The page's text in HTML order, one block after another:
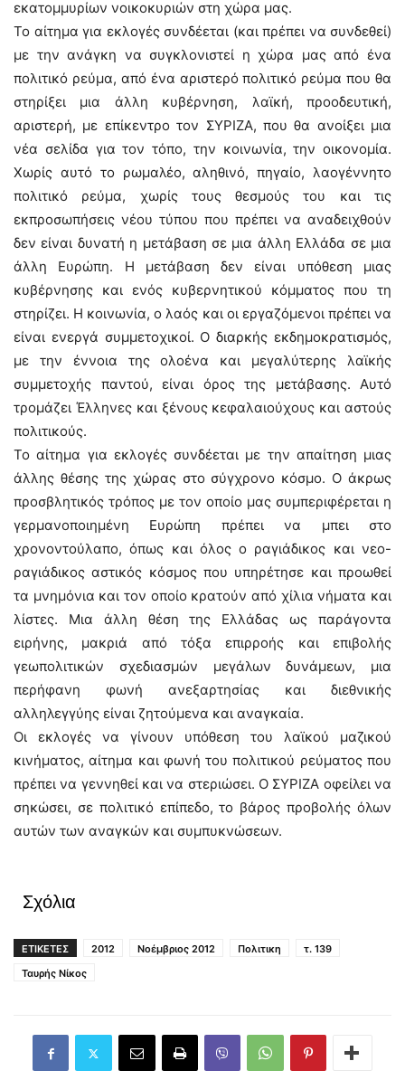
εκατομμυρίων νοικοκυριών στη χώρα μας.
Το αίτημα για εκλογές συνδέεται (και πρέπει να συνδεθεί)
με την ανάγκη να συγκλονιστεί η χώρα μας από ένα
πολιτικό ρεύμα, από ένα αριστερό πολιτικό ρεύμα που θα
στηρίξει μια άλλη κυβέρνηση, λαϊκή, προοδευτική,
αριστερή, με επίκεντρο τον ΣΥΡΙΖΑ, που θα ανοίξει μια
νέα σελίδα για τον τόπο, την κοινωνία, την οικονομία.
Χωρίς αυτό το ρωμαλέο, αληθινό, πηγαίο, λαογέννητο
πολιτικό ρεύμα, χωρίς τους θεσμούς του και τις
εκπροσωπήσεις νέου τύπου που πρέπει να αναδειχθούν
δεν είναι δυνατή η μετάβαση σε μια άλλη Ελλάδα σε μια
άλλη Ευρώπη. Η μετάβαση δεν είναι υπόθεση μιας
κυβέρνησης και ενός κυβερνητικού κόμματος που τη
στηρίζει. Η κοινωνία, ο λαός και οι εργαζόμενοι πρέπει να
είναι ενεργά συμμετοχικοί. Ο διαρκής εκδημοκρατισμός,
με την έννοια της ολοένα και μεγαλύτερης λαϊκής
συμμετοχής παντού, είναι όρος της μετάβασης. Αυτό
τρομάζει Έλληνες και ξένους κεφαλαιούχους και αστούς
πολιτικούς.
Το αίτημα για εκλογές συνδέεται με την απαίτηση μιας
άλλης θέσης της χώρας στο σύγχρονο κόσμο. Ο άκρως
προσβλητικός τρόπος με τον οποίο μας συμπεριφέρεται η
γερμανοποιημένη Ευρώπη πρέπει να μπει στο
χρονοντούλαπο, όπως και όλος ο ραγιάδικος και νεο-
ραγιάδικος αστικός κόσμος που υπηρέτησε και προωθεί
τα μνημόνια και τον οποίο κρατούν από χίλια νήματα και
λίστες. Μια άλλη θέση της Ελλάδας ως παράγοντα
ειρήνης, μακριά από τόξα επιρροής και επιβολής
γεωπολιτικών σχεδιασμών μεγάλων δυνάμεων, μια
περήφανη φωνή ανεξαρτησίας και διεθνικής
αλληλεγγύης είναι ζητούμενα και αναγκαία.
Οι εκλογές να γίνουν υπόθεση του λαϊκού μαζικού
κινήματος, αίτημα και φωνή του πολιτικού ρεύματος που
πρέπει να γεννηθεί και να στεριώσει. Ο ΣΥΡΙΖΑ οφείλει να
σηκώσει, σε πολιτικό επίπεδο, το βάρος προβολής όλων
αυτών των αναγκών και συμπυκνώσεων.
Σχόλια
ΕΤΙΚΕΤΕΣ 2012 Νοέμβριος 2012 Πολιτικη
τ. 139
Ταυρής Νίκος